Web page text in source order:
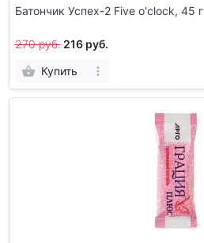
Батончик Успех-2 Five o'clock, 45 г
270 руб. 216 руб.
Купить